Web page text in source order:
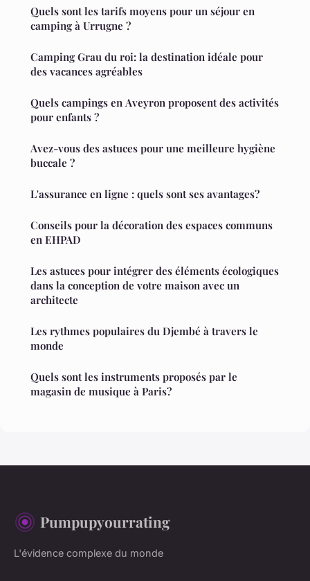
Quels sont les tarifs moyens pour un séjour en
camping à Urrugne ?
Camping Grau du roi: la destination idéale pour
des vacances agréables
Quels campings en Aveyron proposent des activités
pour enfants ?
Avez-vous des astuces pour une meilleure hygiène
buccale ?
L'assurance en ligne : quels sont ses avantages?
Conseils pour la décoration des espaces communs
en EHPAD
Les astuces pour intégrer des éléments écologiques
dans la conception de votre maison avec un
architecte
Les rythmes populaires du Djembé à travers le
monde
Quels sont les instruments proposés par le
magasin de musique à Paris?
Pumpupyourrating
L'évidence complexe du monde